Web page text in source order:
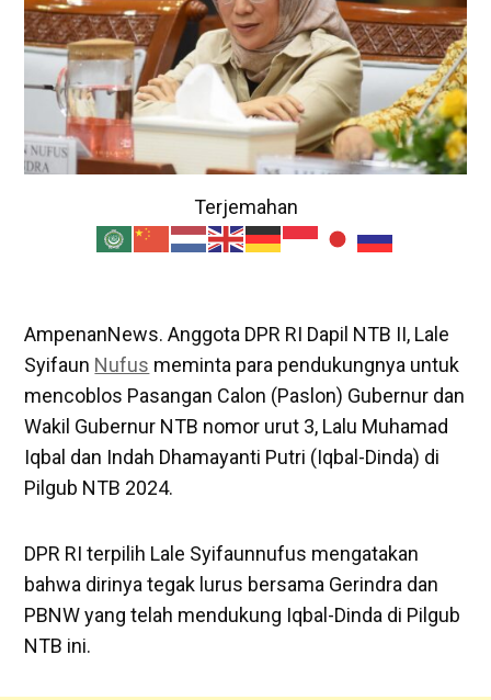
Terjemahan
AmpenanNews. Anggota DPR RI Dapil NTB II, Lale
Syifaun Nufus meminta para pendukungnya untuk
mencoblos Pasangan Calon (Paslon) Gubernur dan
Wakil Gubernur NTB nomor urut 3, Lalu Muhamad
Iqbal dan Indah Dhamayanti Putri (Iqbal-Dinda) di
Pilgub NTB 2024.
DPR RI terpilih Lale Syifaunnufus mengatakan
bahwa dirinya tegak lurus bersama Gerindra dan
PBNW yang telah mendukung Iqbal-Dinda di Pilgub
NTB ini.